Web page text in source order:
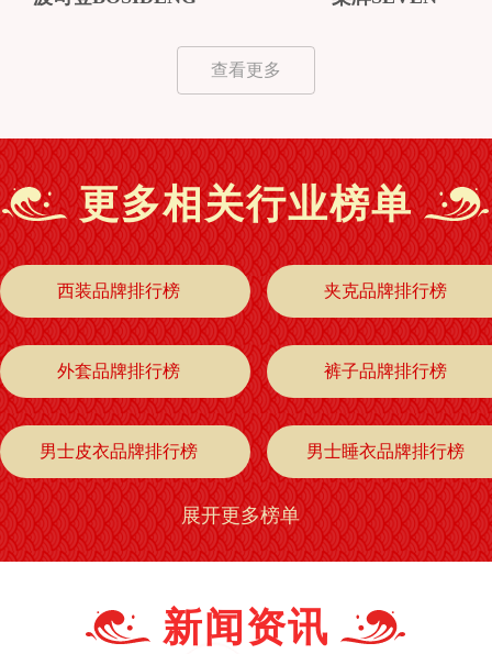
查看更多
更多相关行业榜单
西装品牌排行榜 夹克品牌排行榜
外套品牌排行榜 裤子品牌排行榜
男士皮衣品牌排行榜 男士睡衣品牌排行榜
中老年男装品牌排行榜 中老年男裤品牌排行榜
大码男裤品牌排行榜 时尚男装品牌排行榜
展开更多榜单
新闻资讯